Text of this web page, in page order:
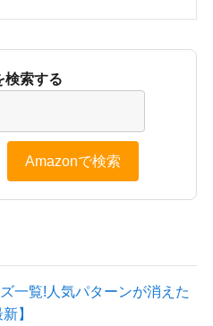
検索する
Amazonで検索
一覧!人気パターンが消えた
】